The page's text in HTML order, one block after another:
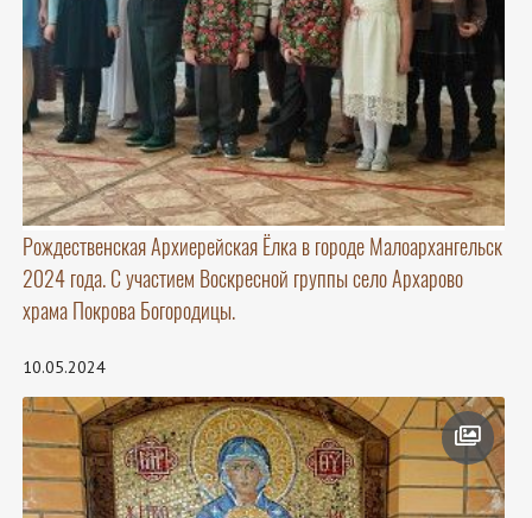
Рождественская Архиерейская Ёлка в городе Малоархангельск
2024 года. С участием Воскресной группы село Архарово
храма Покрова Богородицы.
10.05.2024